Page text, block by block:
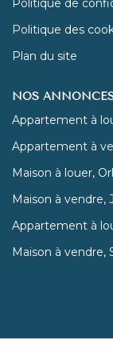
Politique de
Politique des
Plan du site
NOS
Appartement à
Appartement à
Maison à louer,
Maison à vendre,
Appartement à
Maison à vendre,